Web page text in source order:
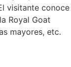
visitante conoce
Royal Goat
mayores, etc.